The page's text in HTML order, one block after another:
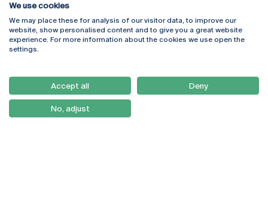
Rua Diogo Botelho 1327
4169-005 Porto
+351 226 196 240
Campus Online
Webmail
Como Chegar
Newsletter
We use cookies
We may place these for analysis of our visitor data, to improve our
website, show personalised content and to give you a great website
experience. For more information about the cookies we use open the
settings.
Accept all Deny
No, adjust